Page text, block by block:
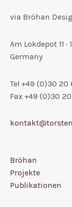
via Bröhan
Am Lokdepot 11
Germany
Tel +49 (0)30 20
Fax +49 (0)30 20
Bröhan
Projekte
Publikationen